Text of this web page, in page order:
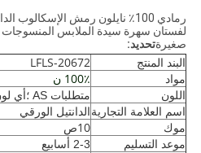
لفستان سهرة سيدة الملابس المنسوجات
صغيرةتحديد:
البند المنتج
LFLS-20672
مواد 100٪ ن
اللون
متطلبات AS ؛أي لون تريده
اسم العلامة التجاريةالدانتيل الورقي
موك
10ص
موعد التسليم
2-3 أسابيع